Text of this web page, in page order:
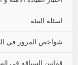
اسئلة البيئة
شواخص المرور في
قوانين السياقه في